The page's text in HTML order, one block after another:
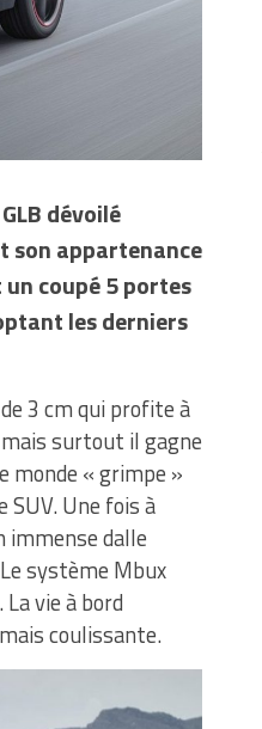
dévoilé
son appartenance
coupé 5 portes
les derniers
3 cm qui profite à
surtout il gagne
monde « grimpe »
SUV. Une fois à
immense dalle
système Mbux
vie à bord
coulissante.